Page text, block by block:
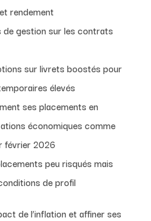
rendement
de gestion sur les contrats
sur livrets boostés pour
élevés
ses placements en
économiques comme
février 2026
peu risqués mais
de profil
de l’inflation et affiner ses